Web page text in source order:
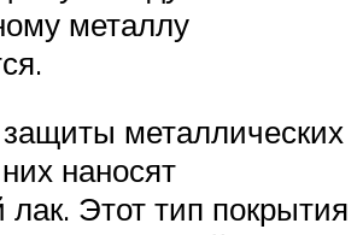
металлу
металлических
наносят
Этот тип покрытия